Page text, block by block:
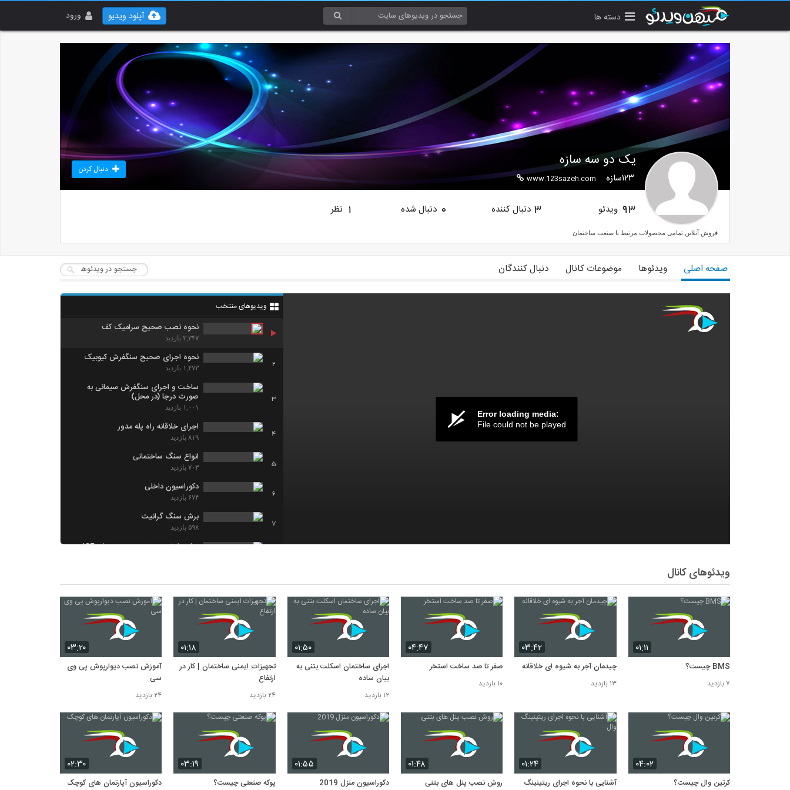
دسته ها ورود آپلود ویدیو
یک دو سه سازه
۱۲۳سازه www.123sazeh.com
دنبال کردن
93 ویدئو 3 دنبال کننده 0 دنبال شده 1 نظر
فروش آنلاین تمامی محصولات مرتبط با صنعت ساختمان
صفحه اصلی ویدئوها موضوعات کانال دنبال کنندگان
Error loading media:
File could not be played
ویدیوهای منتخب
نحوه نصب صحیح سرامیک کف
۳,۳۴۷ بازدید
2
نحوه اجرای صحیح سنگفرش کیوبیک
۱,۴۷۳ بازدید
3
ساخت و اجرای سنگفرش سیمانی به
صورت درجا (در محل)
۱,۰۰۱ بازدید
4
اجرای خلاقانه راه پله مدور
۸۱۹ بازدید
5
انواع سنگ ساختمانی
۷۰۳ بازدید
6
دکوراسیون داخلی
۶۷۴ بازدید
7
برش سنگ گرانیت
۵۹۸ بازدید
نمایی از نحوه بتن ریزی در روش ICF
9 ۵۵۹ بازدید
10
اجرای نمای مدرن داخلی با بتن اکسپوز
۴۹۴ بازدید
ویدئوهای کانال
۰۱:۱۱
BMS چیست؟
۷ بازدید
۰۳:۴۲
چیدمان آجر به شیوه ای خلاقانه
۱۳ بازدید
۰۴:۴۷
صفر تا صد ساخت استخر
۱۰ بازدید
۰۱:۵۰
اجرای ساختمان اسکلت بتنی به
بیان ساده
۱۲ بازدید
۰۱:۱۸
تجهیزات ایمنی ساختمان | کار در
ارتفاع
۲۴ بازدید
۰۳:۲۰
آموزش نصب دیوارپوش پی وی
سی
۲۴ بازدید
۰۴:۰۲
کرتین وال چیست؟
۰۱:۲۴
آشنایی با نحوه اجرای ریتینینگ
۰۱:۴۸
روش نصب پنل های بتنی
۰۱:۵۵
دکوراسیون منزل 2019
۰۳:۱۹
پوکه صنعتی چیست؟
۰۲:۳۰
دکوراسیون آپارتمان های کوچک